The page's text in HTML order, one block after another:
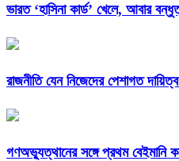
ভারত ‘হাসিনা কার্ড’ খেলে, আবার
রাজনীতি যেন নিজেদের পেশাগত
গণঅভ্যুত্থানের সঙ্গে প্রথম বেইমানি